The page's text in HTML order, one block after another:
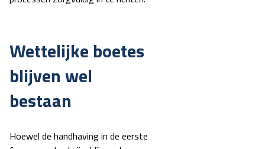
Wettelijke boetes
blijven wel
bestaan
Hoewel de handhaving in de eerste